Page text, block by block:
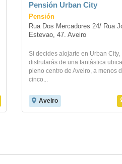
Pensión Urban City
Pensión
Rua Dos Mercadores 24/ Rua
Estevao, 47. Aveiro
Si decides alojarte en Urban City,
disfrutarás de una fantástica
pleno centro de Aveiro, a menos
cinco...
Aveiro